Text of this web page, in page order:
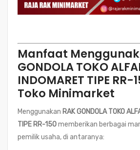
Manfaat
GONDOLA TOKO
INDOMARET TIPE
Toko Minimarket
Menggunakan RAK GONDOLA TOKO
TIPE RR-150memberikan berbagai
pemilik usaha, di antaranya: